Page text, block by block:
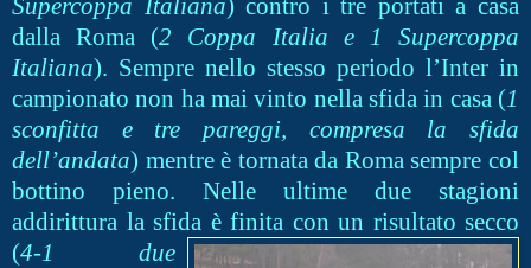
Supercoppa Italiana) contro i tre portati a casa
dalla Roma (2 Coppa Italia e 1 Supercoppa
Italiana). Sempre nello stesso periodo l’Inter in
campionato non ha mai vinto nella sfida in casa (1
sconfitta e tre pareggi, compresa la sfida
dell’andata) mentre è tornata da Roma sempre col
bottino pieno. Nelle ultime due stagioni
addirittura la sfida è finita con un risultato secco
(4-1 due